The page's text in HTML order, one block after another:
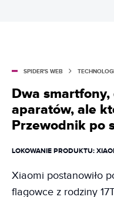
SPIDER'S WEB
Dwa
aparatów, ale
Przewodnik po
LOKOWANIE PRODUKTU:
Xiaomi postanowiło
flagowce z rodziny